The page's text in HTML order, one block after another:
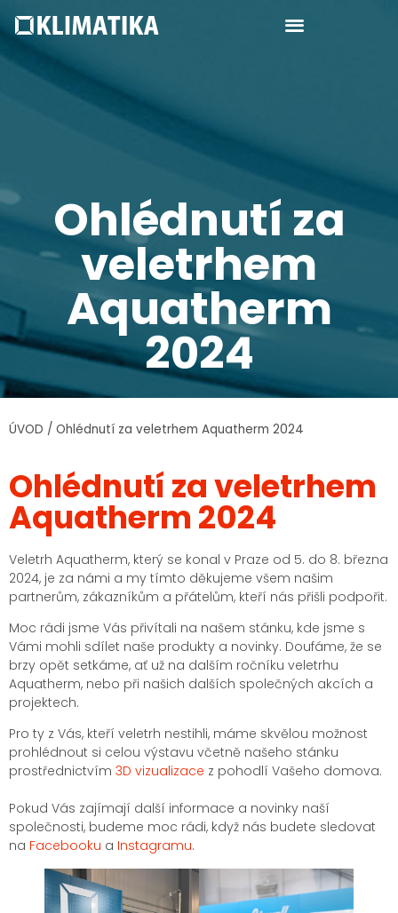
Ohlédnutí za
veletrhem
Aquatherm
2024
ÚVOD / Ohlédnutí za veletrhem Aquatherm 2024
Ohlédnutí za veletrhem
Aquatherm 2024
Veletrh Aquatherm, který se konal v Praze od 5. do 8. března
2024, je za námi a my tímto děkujeme všem našim
partnerům, zákazníkům a přátelům, kteří nás přišli podpořit.
Moc rádi jsme Vás přivítali na našem stánku, kde jsme s
Vámi mohli sdílet naše produkty a novinky. Doufáme, že se
brzy opět setkáme, ať už na dalším ročníku veletrhu
Aquatherm, nebo při našich dalších společných akcích a
projektech.
Pro ty z Vás, kteří veletrh nestihli, máme skvělou možnost
prohlédnout si celou výstavu včetně našeho stánku
prostřednictvím 3D vizualizace z pohodlí Vašeho domova.
Pokud Vás zajímají další informace a novinky naší
společnosti, budeme moc rádi, když nás budete sledovat
na Facebooku a Instagramu.